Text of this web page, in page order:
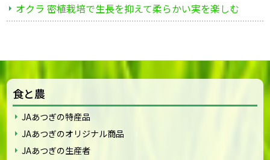
オクラ 密植栽培で生長を抑えて柔らかい実を楽しむ
食と農
JAあつぎの特産品
JAあつぎのオリジナル商品
JAあつぎの生産者